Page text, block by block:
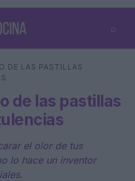
⌕
DE LAS PASTILLAS
de las pastillas
el olor de tus
lo hace un inventor